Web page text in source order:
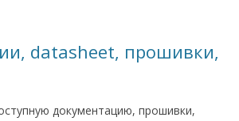
datasheet, прошивки,
документацию, прошивки,